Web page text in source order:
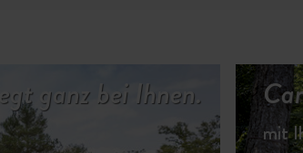
ganz bei Ihnen.
mit